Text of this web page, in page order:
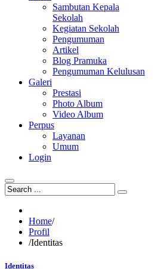
Sambutan Kepala
Sekolah
Kegiatan Sekolah
Pengumuman
Artikel
Blog Pramuka
Pengumuman Kelulusan
Galeri
Prestasi
Photo Album
Video Album
Perpus
Layanan
Umum
Login
Home/
Profil
/Identitas
Identitas